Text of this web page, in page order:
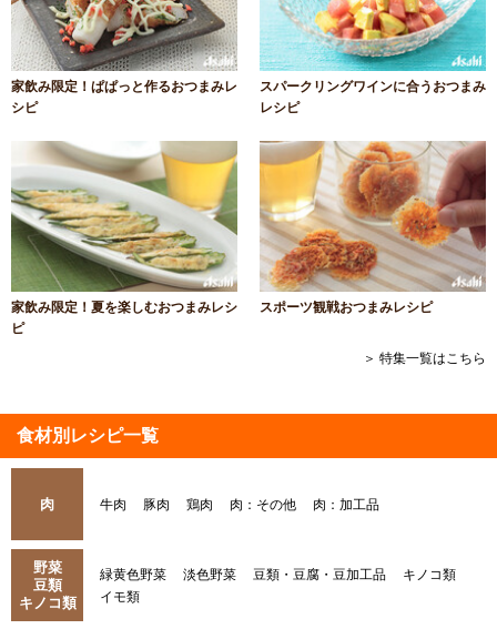
家飲み限定！ぱぱっと作るおつまみレ
シピ
スパークリングワインに合うおつまみ
レシピ
家飲み限定！夏を楽しむおつまみレシ
ピ
スポーツ観戦おつまみレシピ
＞ 特集一覧はこちら
食材別レシピ一覧
肉 牛肉 豚肉 鶏肉 肉：その他 肉：加工品
野菜
豆類
キノコ類
緑黄色野菜 淡色野菜 豆類・豆腐・豆加工品
キノコ類
イモ類